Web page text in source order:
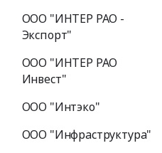
ООО "ИНТЕР РАО -
Экспорт"
ООО "ИНТЕР РАО
Инвест"
ООО "Интэко"
ООО "Инфраструктура"